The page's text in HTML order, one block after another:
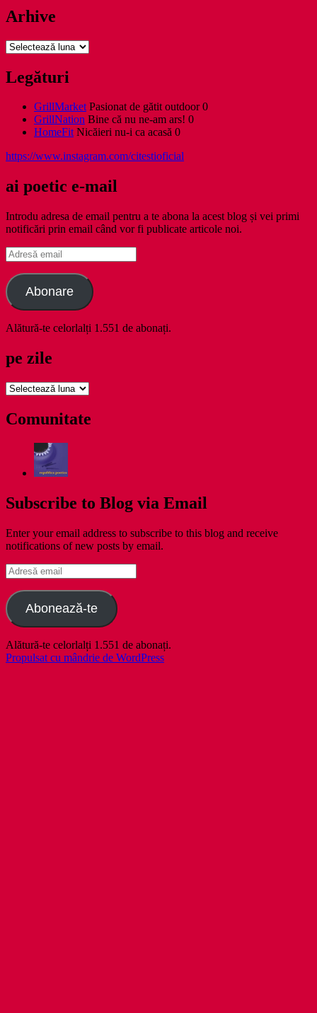
Arhive
Arhive
Legături
GrillMarketPasionat de gătit outdoor 0
GrillNation Bine că nu ne-am ars! 0
HomeFitNicăieri nu-i ca acasă 0
https://www.instagram.com/citestioficial
ai poetic e-mail
Introdu adresa de email pentru a te abona la acest blog și vei primi
notificări prin email când vor fi publicate articole noi.
Adresă
email
Abonare
Alătură-te celorlalți 1.551 de abonați.
pe zile
pe
Comunitate
Subscribe to Blog via Email
Enter your email address to subscribe to this blog and receive
notifications of new posts by email.
Adresă
email
Abonează-te
Alătură-te celorlalți 1.551 de abonați.
Propulsat cu mândrie de WordPress